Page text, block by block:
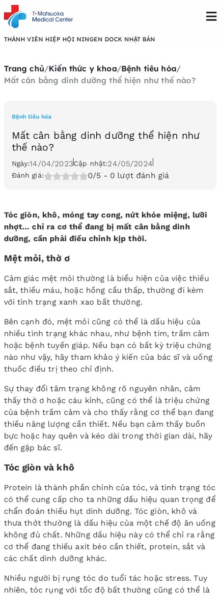
THÀNH VIÊN HIỆP HỘI NINGEN DOCK NHẬT BẢN
Trang chủ/Kiến thức y khoa/Bệnh tiêu hóa/
Mất cân bằng dinh dưỡng thể hiện như thế nào?
Bệnh tiêu hóa
Mất cân bằng dinh dưỡng thể hiện như
thế nào?
Ngày:14/04/2023Cập nhật:24/05/2024
Đánh giá: 0/5 - 0 lượt đánh giá
Tóc giòn, khô, móng tay cong, nứt khóe miệng, lưỡi
nhợt… chỉ ra cơ thể đang bị mất cân bằng dinh
dưỡng, cần phải điều chỉnh kịp thời.
Mệt mỏi, thờ ơ
Cảm giác mệt mỏi thường là biểu hiện của việc thiếu
sắt, thiếu máu, hoặc hồng cầu thấp, thường đi kèm
với tình trạng xanh xao bất thường.
Bên cạnh đó, mệt mỏi cũng có thể là dấu hiệu của
nhiều tình trạng khác nhau, như bệnh tim, trầm cảm
hoặc bệnh tuyến giáp. Nếu bạn có bất kỳ triệu chứng
nào như vậy, hãy tham khảo ý kiến của bác sĩ và uống
thuốc điều trị theo chỉ định.
Sự thay đổi tâm trạng không rõ nguyên nhân, cảm
thấy thờ ơ hoặc cáu kỉnh, cũng có thể là triệu chứng
của bệnh trầm cảm và cho thấy rằng cơ thể bạn đang
thiếu năng lượng cần thiết. Nếu bạn cảm thấy buồn
bực hoặc hay quên và kéo dài trong thời gian dài, hãy
đến gặp bác sĩ.
Tóc giòn và khô
Protein là thành phần chính của tóc, và tình trạng tóc
có thể cung cấp cho ta những dấu hiệu quan trọng để
chẩn đoán thiếu hụt dinh dưỡng. Tóc giòn, khô và
thưa thớt thường là dấu hiệu của một chế độ ăn uống
không đủ chất. Những dấu hiệu này có thể chỉ ra rằng
cơ thể đang thiếu axit béo cần thiết, protein, sắt và
các chất dinh dưỡng khác.
Nhiều người bị rụng tóc do tuổi tác hoặc stress. Tuy
nhiên, tóc rụng với tốc độ bất thường cũng có thể là